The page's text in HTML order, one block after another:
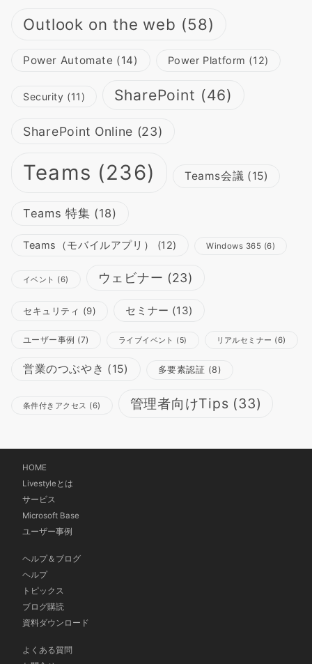
Outlook on the web (58)
Power Automate (14) Power Platform (12)
Security (11) SharePoint (46)
SharePoint Online (23)
Teams (236) Teams会議 (15)
Teams 特集 (18)
Teams（モバイルアプリ） (12) Windows 365 (6)
イベント (6) ウェビナー (23)
セキュリティ (9) セミナー (13)
ユーザー事例 (7) ライブイベント (5) リアルセミナー (6)
営業のつぶやき (15) 多要素認証 (8)
条件付きアクセス (6) 管理者向けTips (33)
HOME
Livestyleとは
サービス
Microsoft Base
ユーザー事例
ヘルプ＆ブログ
ヘルプ
トピックス
ブログ購読
資料ダウンロード
よくある質問